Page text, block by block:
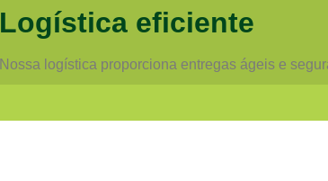
Logística eficiente
Nossa logística proporciona entregas ágeis e